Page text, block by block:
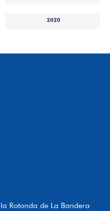
2020
Rotonda de La Bandera